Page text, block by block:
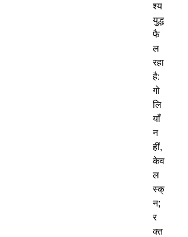
श्य
युद्ध
फै
ल
रहा
है:
गो
लि
याँ
न
हीं,
केव
ल
स्क्री
न;
र
क्त